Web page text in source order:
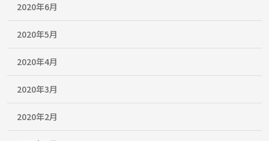
2020年6月
2020年5月
2020年4月
2020年3月
2020年2月